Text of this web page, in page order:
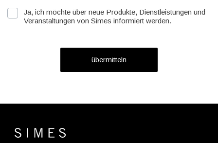
Ja, ich möchte über neue Produkte, Dienstleistungen und
Veranstaltungen von Simes informiert werden.
übermitteln